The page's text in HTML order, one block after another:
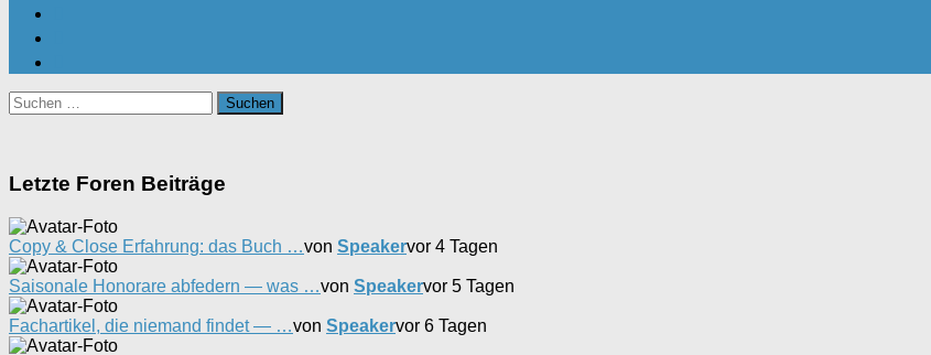
Suchen
nach:
Letzte Foren Beiträge
Copy & Close Erfahrung: das Buch …von Speakervor 4 Tagen
Saisonale Honorare abfedern — was …von Speakervor 5 Tagen
Fachartikel, die niemand findet — …von Speakervor 6 Tagen